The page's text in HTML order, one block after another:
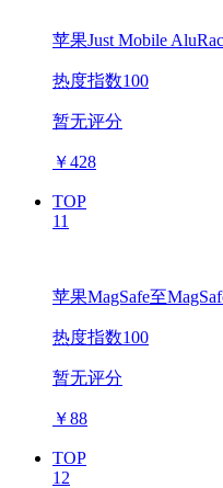
苹果Just Mobile
热度指数100
暂无评分
￥428
TOP
11
苹果MagSafe至
热度指数100
暂无评分
￥88
TOP
12